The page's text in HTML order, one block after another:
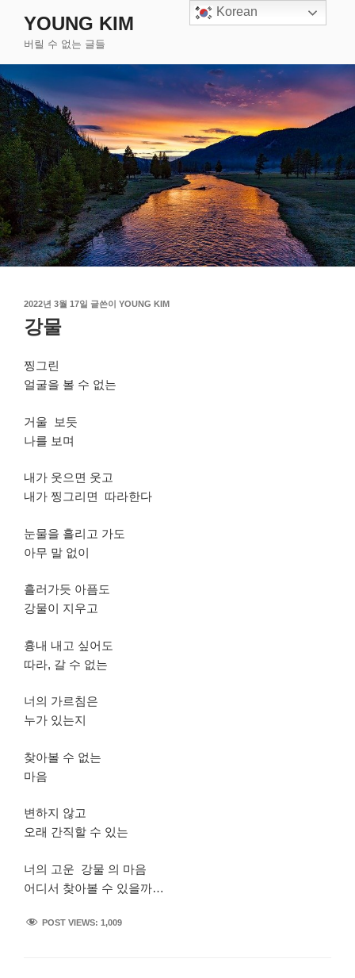
로
바
로
가
기
YOUNG KIM
버릴 수 없는 글들
작
성
일
2022년 3월 17일 글쓴이 YOUNG KIM
강물
찡그린
얼굴을 볼 수 없는
거울 보듯
나를 보며
내가 웃으면 웃고
내가 찡그리면 따라한다
눈물을 흘리고 가도
아무 말 없이
흘러가듯 아픔도
강물이 지우고
흉내 내고 싶어도
따라, 갈 수 없는
너의 가르침은
누가 있는지
찾아볼 수 없는
마음
변하지 않고
오래 간직할 수 있는
너의 고운 강물 의 마음
어디서 찾아볼 수 있을까…
POST VIEWS: 1,009
Korean